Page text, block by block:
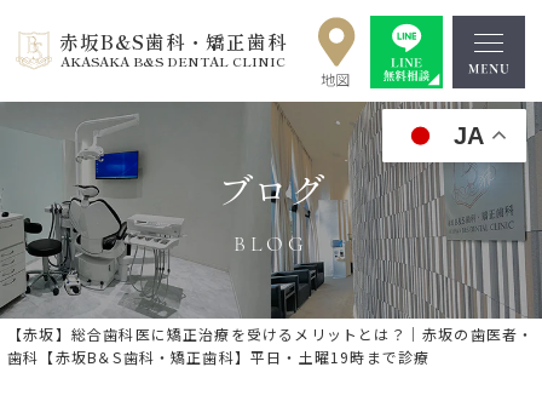
赤坂B&S歯科・矯正歯科
AKASAKA B&S DENTAL CLINIC
JA
ブログ
BLOG
【赤坂】総合歯科医に矯正治療を受けるメリットとは？｜赤坂の歯医者・
歯科【赤坂B＆S歯科・矯正歯科】平日・土曜19時まで診療